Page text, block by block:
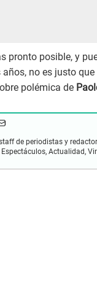
pronto posible, y
no es justo
polémica de
de periodistas y
Actualidad,